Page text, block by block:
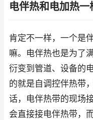
电伴热和电加热一
肯定不一样，一个是
嘛。电伴热也是为了
衍变到管道、设备的
的就是自调控伴热带
话，电伴热带的现场
会直接接电伴热带，